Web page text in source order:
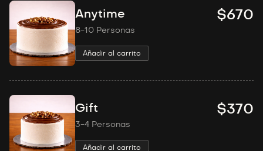
Anytime
8-10 Personas
Añadir al carrito
$670
Gift
3-4 Personas
Añadir al carrito
$370